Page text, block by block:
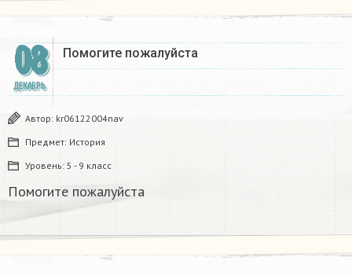
08
ДЕКАБРЬ
Помогите пожалуйста
Автор: kr06122004nav
Предмет: История
Уровень: 5 - 9 класс
Помогите пожалуйста